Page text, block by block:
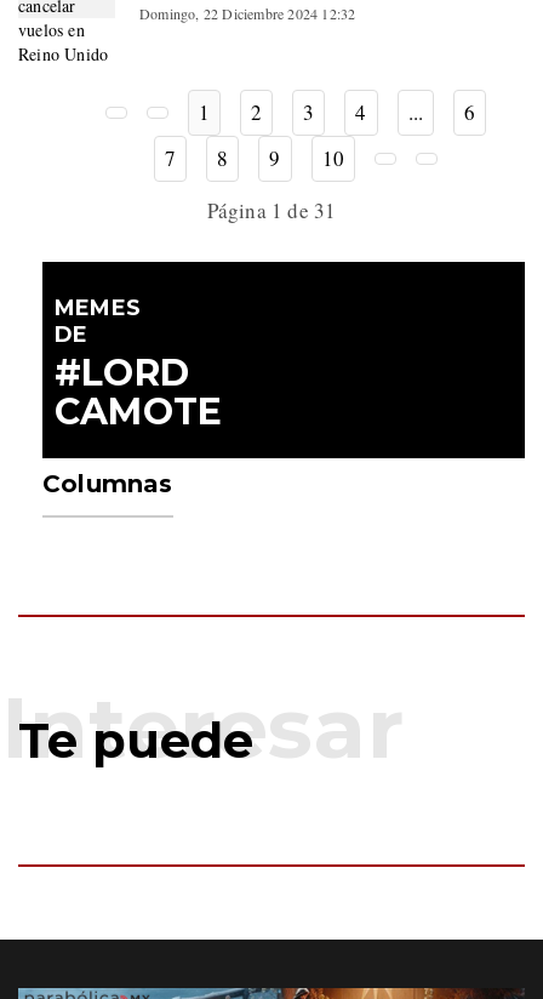
Domingo, 22 Diciembre 2024 12:32
1 2 3 4 ...
6
7
8 9
10
Página 1 de 31
MEMES
DE
#LORD
CAMOTE
Columnas
Te puede